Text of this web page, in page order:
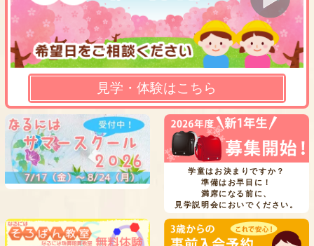
見学・体験はこちら
学童はお決まりですか？
準備はお早目に！
満席になる前に、
見学説明会においでください。